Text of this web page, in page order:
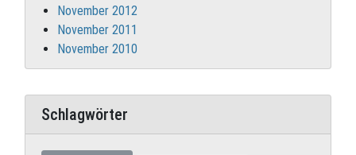
November 2012
November 2011
November 2010
Schlagwörter